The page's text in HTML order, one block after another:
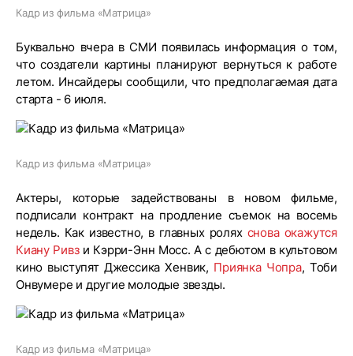
Кадр из фильма «Матрица»
Буквально вчера в СМИ появилась информация о том,
что создатели картины планируют вернуться к работе
летом. Инсайдеры сообщили, что предполагаемая дата
старта - 6 июля.
Кадр из фильма «Матрица»
Актеры, которые задействованы в новом фильме,
подписали контракт на продление съемок на восемь
недель. Как известно, в главных ролях снова окажутся
Киану Ривзи Кэрри-Энн Мосс. А с дебютом в культовом
кино выступят Джессика Хенвик, Приянка Чопра, Тоби
Онвумере и другие молодые звезды.
Кадр из фильма «Матрица»